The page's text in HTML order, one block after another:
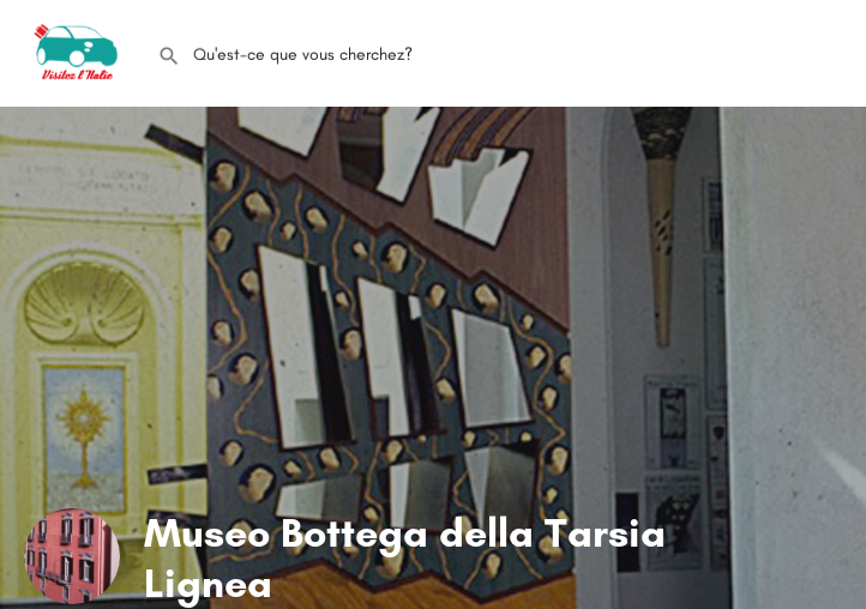
Museo Bottega della Tarsia
Lignea